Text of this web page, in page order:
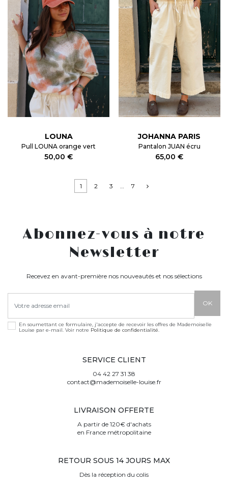
LOUNA
Pull LOUNA orange vert
50,00 €
JOHANNA PARIS
Pantalon JUAN écru
65,00 €
1 2 3 7
Abonnez-vous à notre
Newsletter
Recevez en avant-première nos nouveautés et nos sélections
En soumettant ce formulaire, j'accepte de recevoir les offres de Mademoiselle
Louise par e-mail. Voir notre Politique de confidentialité.
SERVICE CLIENT
04 42 27 31 38
contact@mademoiselle-louise.fr
LIVRAISON OFFERTE
A partir de 120€ d'achats
en France métropolitaine
RETOUR SOUS 14 JOURS MAX
Dès la réception du colis